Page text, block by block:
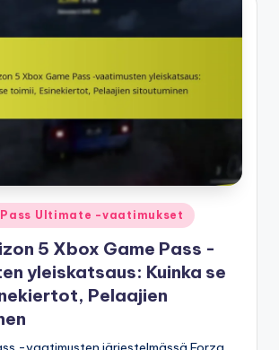
Pass Ultimate -vaatimukset
5 Xbox Game Pass -
yleiskatsaus: Kuinka se
Pelaajien